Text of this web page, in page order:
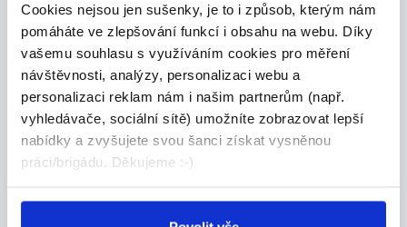
Cookies nejsou jen sušenky, je to i způsob, kterým nám
pomáháte ve zlepšování funkcí i obsahu na webu. Díky
vašemu souhlasu s využíváním cookies pro měření
návštěvnosti, analýzy, personalizaci webu a
personalizaci reklam nám i našim partnerům (např.
vyhledávače, sociální sítě) umožníte zobrazovat lepší
nabídky a zvyšujete svou šanci získat vysněnou
práci/brigádu. Děkujeme :-)
TOP
Výrobce ozdobných
předmětů
Nabízíme možnost výdělkové činnosti výrobou
nebo...
Celá ČR